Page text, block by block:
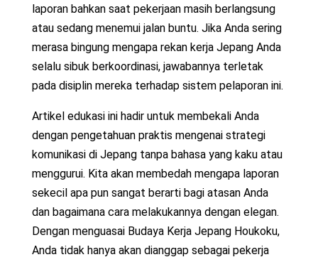
laporan bahkan saat pekerjaan masih berlangsung
atau sedang menemui jalan buntu. Jika Anda sering
merasa bingung mengapa rekan kerja Jepang Anda
selalu sibuk berkoordinasi, jawabannya terletak
pada disiplin mereka terhadap sistem pelaporan ini.
Artikel edukasi ini hadir untuk membekali Anda
dengan pengetahuan praktis mengenai strategi
komunikasi di Jepang tanpa bahasa yang kaku atau
menggurui. Kita akan membedah mengapa laporan
sekecil apa pun sangat berarti bagi atasan Anda
dan bagaimana cara melakukannya dengan elegan.
Dengan menguasai Budaya Kerja Jepang Houkoku,
Anda tidak hanya akan dianggap sebagai pekerja